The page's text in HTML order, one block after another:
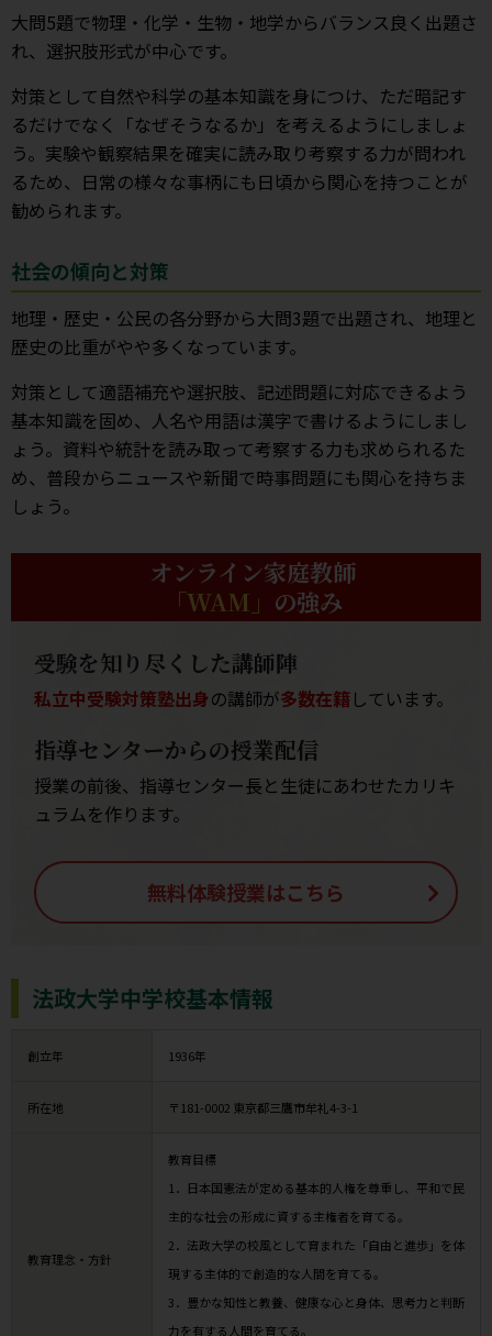
大問5題で物理・化学・生物・地学からバランス良く出題さ
れ、選択肢形式が中心です。
対策として自然や科学の基本知識を身につけ、ただ暗記す
るだけでなく「なぜそうなるか」を考えるようにしましょ
う。実験や観察結果を確実に読み取り考察する力が問われ
るため、日常の様々な事柄にも日頃から関心を持つことが
勧められます。
社会の傾向と対策
地理・歴史・公民の各分野から大問3題で出題され、地理と
歴史の比重がやや多くなっています。
対策として適語補充や選択肢、記述問題に対応できるよう
基本知識を固め、人名や用語は漢字で書けるようにしまし
ょう。資料や統計を読み取って考察する力も求められるた
め、普段からニュースや新聞で時事問題にも関心を持ちま
しょう。
オンライン家庭教師
「WAM」 の強み
受験を知り尽くした講師陣
私立中受験対策塾出身の講師が多数在籍しています。
指導センターからの授業配信
授業の前後、指導センター長と生徒にあわせたカリキ
ュラムを作ります。
無料体験授業はこちら
法政大学中学校基本情報
創立年 1936年
所在地 〒181-0002 東京都三鷹市牟礼4-3-1
教育理念・方針
教育目標
1．日本国憲法が定める基本的人権を尊重し、平和で民
主的な社会の形成に資する主権者を育てる。
2．法政大学の校風として育まれた「自由と進歩」を体
現する主体的で創造的な人間を育てる。
3．豊かな知性と教養、健康な心と身体、思考力と判断
力を有する人間を育てる。